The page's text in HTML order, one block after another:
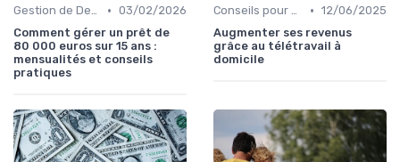
Gestion de Dettes et Crédits • 03/02/2026
Comment gérer un prêt de
80 000 euros sur 15 ans :
mensualités et conseils
pratiques
Conseils pour Familles et Couples • 12/06/2025
Augmenter ses revenus
grâce au télétravail à
domicile